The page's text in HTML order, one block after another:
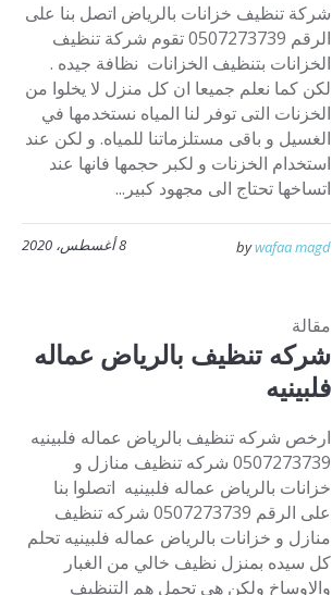
شركة تنظيف خزانات بالرياض اتصل بنا على
الرقم 0507273739 تقوم شركة تنظيف
الخزانات بتنظيف الخزانات نظافة جيده .
لكن كما نعلم جميعا ان كل منزل لا يخلوا من
الخزنات التى توفر لنا المياه نستخدمها في
الغسيل و باقى مستلزماتنا للمياه. و لكن عند
استخدام الخزنات و لكبر حجمها فانها عند
اتساخها تحتاج الى مجهود كبير...
8 أغسطس، 2020 bywafaa magd
مقالة
شركه تنظيف بالرياض عماله
فلبينيه
ارخص شركه تنظيف بالرياض عماله فلبينيه
0507273739 شركه تنظيف منازل و
خزانات بالرياض عماله فلبينيه اتصلوا بنا
على الرقم 0507273739 شركه تنظيف
منازل و خزانات بالرياض عماله فلبينيه تحلم
كل سيده بمنزل نظيف خالي من الغبار
والاوساخ ولكن هى تحمل هم التنظيف